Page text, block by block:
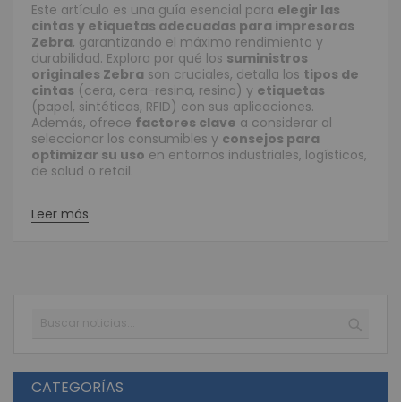
Este artículo es una guía esencial para elegir las
cintas y etiquetas adecuadas para impresoras
Zebra, garantizando el máximo rendimiento y
durabilidad. Explora por qué los suministros
originales Zebra son cruciales, detalla los tipos de
cintas (cera, cera-resina, resina) y etiquetas
(papel, sintéticas, RFID) con sus aplicaciones.
Además, ofrece factores clave a considerar al
seleccionar los consumibles y consejos para
optimizar su uso en entornos industriales, logísticos,
de salud o retail.
Leer más
Buscar
CATEGORÍAS